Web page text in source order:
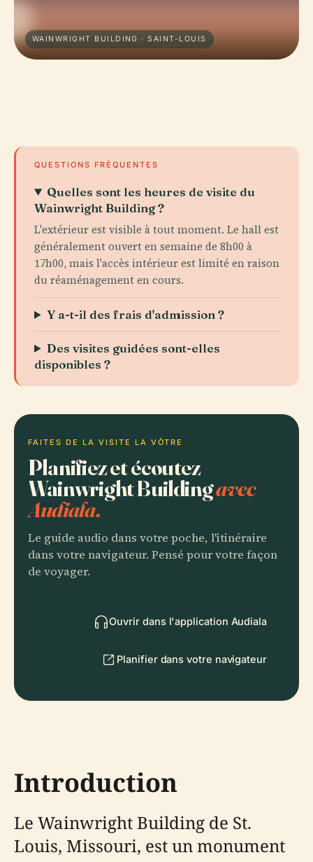
WAINWRIGHT BUILDING · SAINT-LOUIS
QUESTIONS FRÉQUENTES
Quelles sont les heures de visite du
Wainwright Building ?
L'extérieur est visible à tout moment. Le hall est
généralement ouvert en semaine de 8h00 à
17h00, mais l'accès intérieur est limité en raison
du réaménagement en cours.
Y a-t-il des frais d'admission ?
Des visites guidées sont-elles
disponibles ?
FAITES DE LA VISITE LA VÔTRE
Planifiez et écoutez
Wainwright Buildingavec
Audiala.
Le guide audio dans votre poche, l'itinéraire
dans votre navigateur. Pensé pour votre façon
de voyager.
Ouvrir dans l'application Audiala
Planifier dans votre navigateur
Introduction
Le Wainwright Building de St.
Louis, Missouri, est un monument